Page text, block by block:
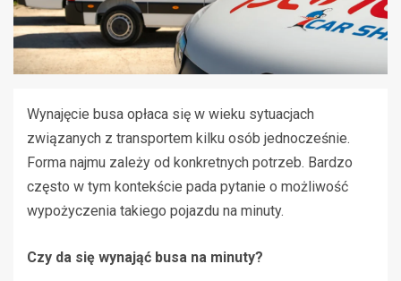
Wynajęcie busa opłaca się w wieku sytuacjach
związanych z transportem kilku osób jednocześnie.
Forma najmu zależy od konkretnych potrzeb. Bardzo
często w tym kontekście pada pytanie o możliwość
wypożyczenia takiego pojazdu na minuty.
Czy da się wynająć busa na minuty?